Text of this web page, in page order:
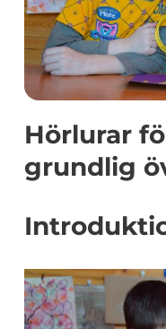
Hörlurar
grundlig